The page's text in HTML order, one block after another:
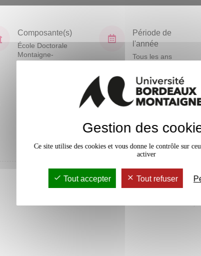
Composante(s)
École Doctorale
Montaigne-
Humanités
Période de
l'année
Tous les ans
Gestion des
Ce site utilise des cookies et vous donne le contrôle sur
activer
Tout accepter Tout refuser